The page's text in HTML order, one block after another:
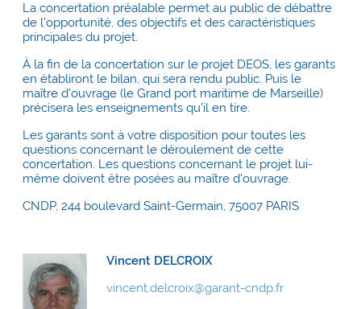
La concertation préalable permet au public de débattre
de l'opportunité, des objectifs et des caractéristiques
principales du projet.
À la fin de la concertation sur le projet DEOS, les garants
en établiront le bilan, qui sera rendu public. Puis le
maître d'ouvrage (le Grand port maritime de Marseille)
précisera les enseignements qu'il en tire.
Les garants sont à votre disposition pour toutes les
questions concernant le déroulement de cette
concertation. Les questions concernant le projet lui-
même doivent être posées au maître d'ouvrage.
CNDP, 244 boulevard Saint-Germain, 75007 PARIS
Vincent DELCROIX
vincent.delcroix@garant-cndp.fr